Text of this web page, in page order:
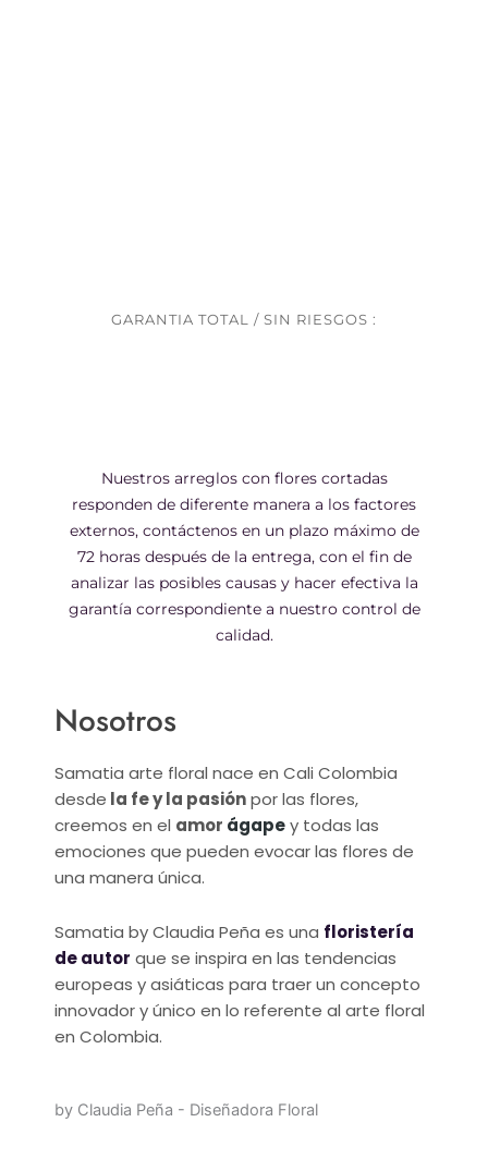
GARANTIA TOTAL / SIN RIESGOS :
Nuestros arreglos con flores cortadas
responden de diferente manera a los factores
externos, contáctenos en un plazo máximo de
72 horas después de la entrega, con el fin de
analizar las posibles causas y hacer efectiva la
garantía correspondiente a nuestro control de
calidad.
Nosotros
Samatia arte floral nace en Cali Colombia
desde la fe y la pasiónpor las flores,
creemos en el amor ágapey todas las
emociones que pueden evocar las flores de
una manera única.
Samatia by Claudia Peña es una floristería
de autor que se inspira en las tendencias
europeas y asiáticas para traer un concepto
innovador y único en lo referente al arte floral
en Colombia.
by Claudia Peña - Diseñadora Floral